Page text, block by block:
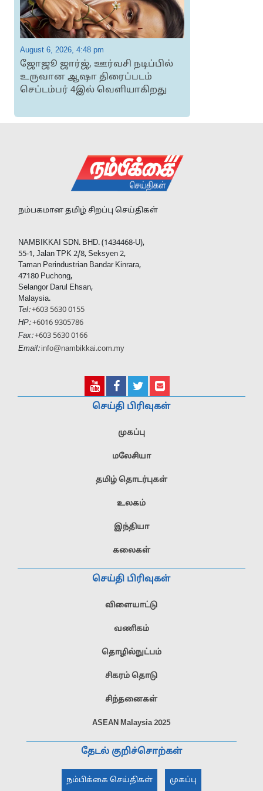
August 6, 2026, 4:48 pm
ஜோஜூ ஜார்ஜ், ஊர்வசி நடிப்பில்
உருவான ஆஷா திரைப்படம்
செப்டம்பர் 4இல் வெளியாகிறது
நம்பகமான தமிழ் சிறப்பு செய்திகள்
NAMBIKKAI SDN. BHD. (1434468-U),
55-1, Jalan TPK 2/8, Seksyen 2,
Taman Perindustrian Bandar Kinrara,
47180 Puchong,
Selangor Darul Ehsan,
Malaysia.
Tel:+603 5630 0155
HP:+6016 9305786
Fax: +603 5630 0166
Email: info@nambikkai.com.my
செய்தி பிரிவுகள்
முகப்பு
மலேசியா
தமிழ் தொடர்புகள்
உலகம்
இந்தியா
கலைகள்
செய்தி பிரிவுகள்
விளையாட்டு
வணிகம்
தொழில்நுட்பம்
சிகரம் தொடு
சிந்தனைகள்
ASEAN Malaysia 2025
தேடல் குறிச்சொற்கள்
நம்பிக்கை செய்திகள் முகப்பு